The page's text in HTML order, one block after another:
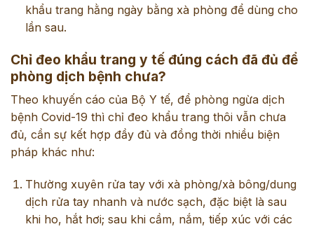
khẩu trang hằng ngày bằng xà phòng để dùng cho
lần sau.
Chỉ đeo khẩu trang y tế đúng cách đã đủ để
phòng dịch bệnh chưa?
Theo khuyến cáo của Bộ Y tế, để phòng ngừa dịch
bệnh Covid-19 thì chỉ đeo khẩu trang thôi vẫn chưa
đủ, cần sự kết hợp đầy đủ và đồng thời nhiều biện
pháp khác như:
Thường xuyên rửa tay với xà phòng/xà bông/dung
dịch rửa tay nhanh và nước sạch, đặc biệt là sau
khi ho, hắt hơi; sau khi cầm, nắm, tiếp xúc với các